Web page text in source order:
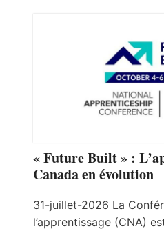
« Future Built » :
Canada en évolution
31-juillet-2026 La
l’apprentissage (CNA)